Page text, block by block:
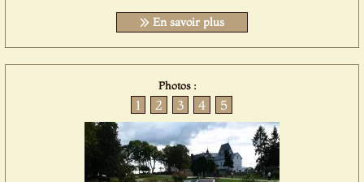
En savoir plus
Photos :
1 2 3 4 5